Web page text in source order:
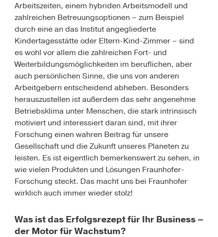
Arbeitszeiten, einem hybriden Arbeitsmodell und
zahlreichen Betreuungsoptionen – zum Beispiel
durch eine an das Institut angegliederte
Kindertagesstätte oder Eltern-Kind-Zimmer – sind
es wohl vor allem die zahlreichen Fort- und
Weiterbildungsmöglichkeiten im beruflichen, aber
auch persönlichen Sinne, die uns von anderen
Arbeitgebern entscheidend abheben. Besonders
herauszustellen ist außerdem das sehr angenehme
Betriebsklima unter Menschen, die stark intrinsisch
motiviert und interessiert daran sind, mit ihrer
Forschung einen wahren Beitrag für unsere
Gesellschaft und die Zukunft unseres Planeten zu
leisten. Es ist eigentlich bemerkenswert zu sehen, in
wie vielen Produkten und Lösungen Fraunhofer-
Forschung steckt. Das macht uns bei Fraunhofer
wirklich auch immer wieder stolz!
Was ist das Erfolgsrezept für Ihr Business –
der Motor für Wachstum?